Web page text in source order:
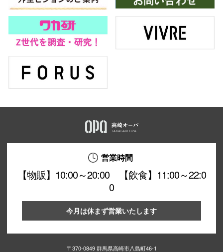
営業時間
【物販】10:00～20:00 【飲食】11:00～22:0
0
今月は休まず営業いたします
〒370-0849 群馬県高崎市八島町46-1